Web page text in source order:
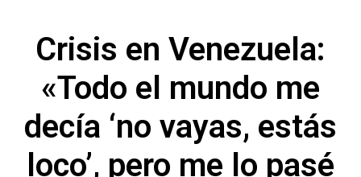
Crisis en Venezuela:
«Todo el mundo me
decía ‘no vayas, estás
loco’, pero me lo pasé